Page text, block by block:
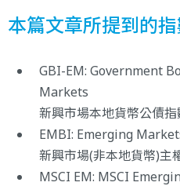
本篇文章所提到的
GBI-EM: Government
Markets
新興市場本地貨幣公債指
EMBI: Emerging
新興市場(非本地貨幣)主
MSCI EM: MSCI